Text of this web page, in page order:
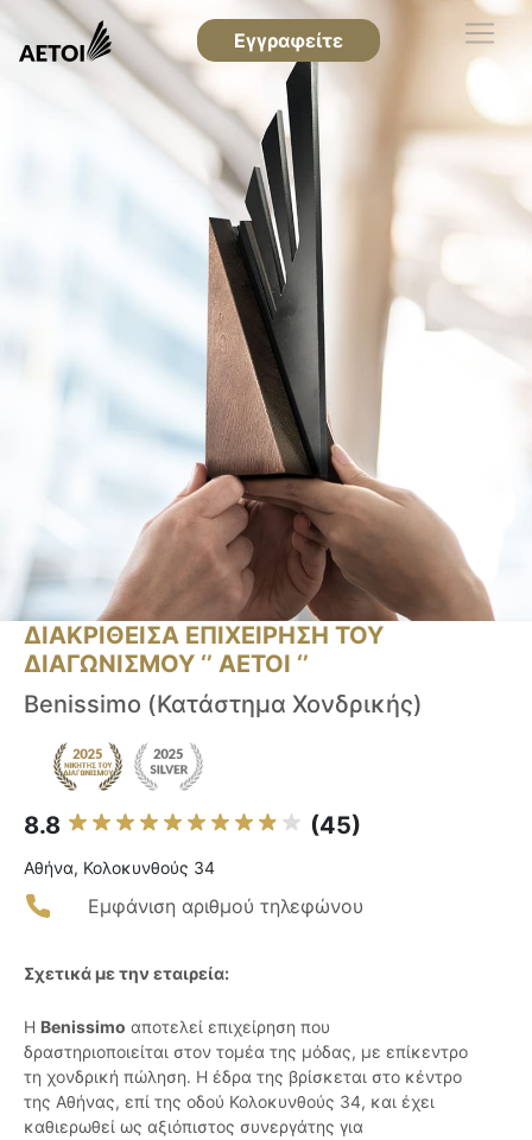
Εγγραφείτε
ΔΙΑΚΡΙΘΕΙΣΑ ΕΠΙΧΕΙΡΗΣΗ ΤΟΥ
ΔΙΑΓΩΝΙΣΜΟΥ ‘’ ΑΕΤΟΙ ‘’
Benissimo (Κατάστημα Χονδρικής)
8.8 (45)
Αθήνα, Κολοκυνθούς 34
Εμφάνιση αριθμού τηλεφώνου
Σχετικά με την εταιρεία:
Η Benissimo αποτελεί επιχείρηση που
δραστηριοποιείται στον τομέα της μόδας, με επίκεντρο
τη χονδρική πώληση. Η έδρα της βρίσκεται στο κέντρο
της Αθήνας, επί της οδού Κολοκυνθούς 34, και έχει
καθιερωθεί ως αξιόπιστος συνεργάτης για